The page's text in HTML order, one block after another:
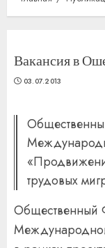
Вакансия в
03.07.2013
трудовых
Общественный